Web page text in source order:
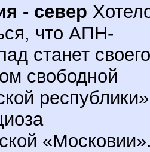
- север
что АПН-
станет своего
свободной